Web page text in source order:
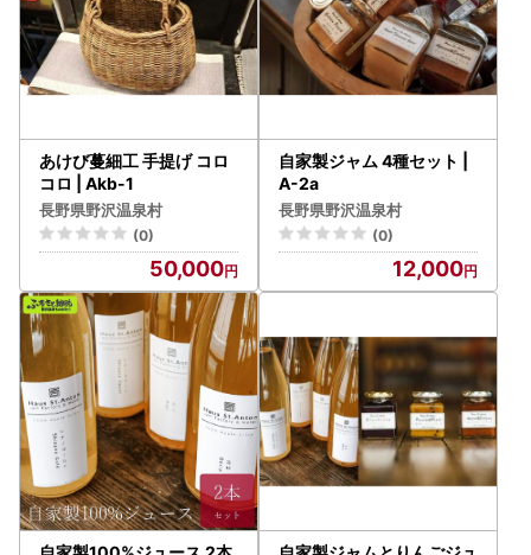
あけび蔓細工 手提げ コロ
コロ | Akb-1
長野県野沢温泉村
(0)
50,000
自家製ジャム 4種セット |
A-2a
長野県野沢温泉村
(0)
12,000